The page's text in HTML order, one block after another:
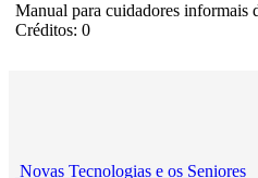
Manual para cuidadores informais
Créditos: 0
Novas Tecnologias e os Seniores